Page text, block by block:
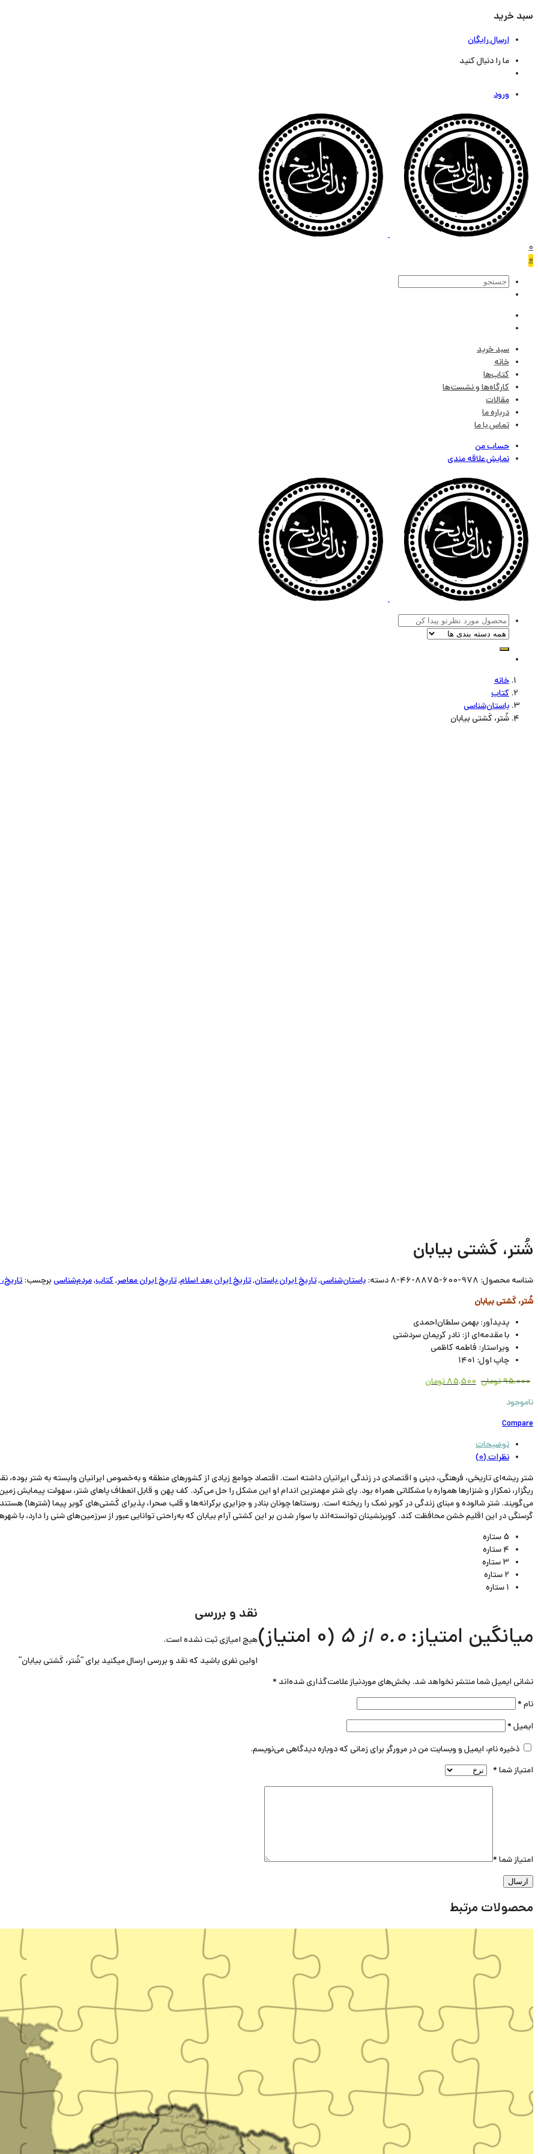
سبد خرید
ارسال رایگان
ما را دنبال کنید
ورود
0
0
سبد خرید
خانه
کتاب‌ها
کارگاه‌ها و نشست‌ها
مقالات
درباره ما
تماس با ما
حساب من
نمایش علاقه مندی
خانه
کتاب
باستان‌شناسی
شُتر، کَشتی بیابان
شُتر، کَشتی بیابان
شناسه محصول: 978-600-8875-46-8 دسته:باستان‌شناسی,تاریخ ایران باستان,تاریخ ایران بعد اسلام,تاریخ ایران معاصر,کتاب,مردم‌شناسیبرچسب:
شُتر، کَشتی بیابان
پدیدآور: بهمن سلطان‌احمدی
با مقدمه‌ای از: نادر کریمان سردشتی
ویراستار: فاطمه کاظمی
چاپ اول: 1401
95,000تومان 85,500تومان
ناموجود
Compare
توضیحات
نظرات (0)
شتر ریشه‌­ای تاریخی، فرهنگی، دینی و اقتصادی در زندگی ایرانیان داشته است. اقتصاد جوامع زیادی از کشورهای منطقه و به‌خصوص ایرانیان وابسته به شتر بوده،
ریگزار، نمکزار و شنزارها همواره با مشکلاتی همراه بود. پای شتر مهمترین اندام او این مشکل را حل می‌کرد. کف پهن و قابل انعطاف پاهای شتر، سهولت پیمایش
می‌گویند. شتر شالوده و مبنای زندگی در کویر نمک را ریخته است. روستاها چونان بنادر و جزایری برکرانه‌ها و قلب صحرا، پذیرای کَشتی‌های کویر پیما (شترها)
گرسنگی در این اقلیم خشن محافظت کند. کویرنشینان توانسته‌اند با سوار شدن بر این کشتی آرام بیابان که به‌راحتی توانایی عبور از سرزمین‌های شنی را دارد، با شهرها
5 ستاره
4 ستاره
3 ستاره
2 ستاره
1 ستاره
میانگین امتیاز: 0.0 از 5 (0 امتیاز)
نقد و بررسی
هیچ امیازی ثبت نشده است.
اولین نفری باشید که نقد و بررسی ارسال میکنید برای “شُتر، کَشتی بیابان”
نشانی ایمیل شما منتشر نخواهد شد.بخش‌های موردنیاز علامت‌گذاری شده‌اند*
نام*
ایمیل*
ذخیره نام، ایمیل و وبسایت من در مرورگر برای زمانی که دوباره دیدگاهی می‌نویسم.
امتیاز شما*
امتیاز شما*
محصولات مرتبط